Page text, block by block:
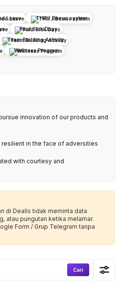
Leave
THR / Bonus system
Paid Sick Days
Team Building Activity
Wellness Program
innovation of our products and
in the face of adversities
with courtesy and
di Dealls tidak meminta data
atau pungutan ketika melamar.
Form / Grup Telegram tanpa
Cari